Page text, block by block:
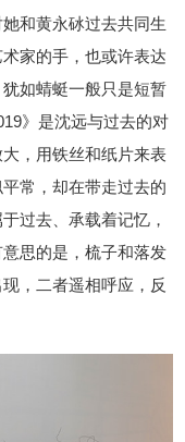
和黄永砅过去共同生
家的手，也或许表达
如蜻蜓一般只是短暂
》是沈远与过去的对
，用铁丝和纸片来表
常，却在带走过去的
过去、承载着记忆，
思的是，梳子和落发
，二者遥相呼应，反